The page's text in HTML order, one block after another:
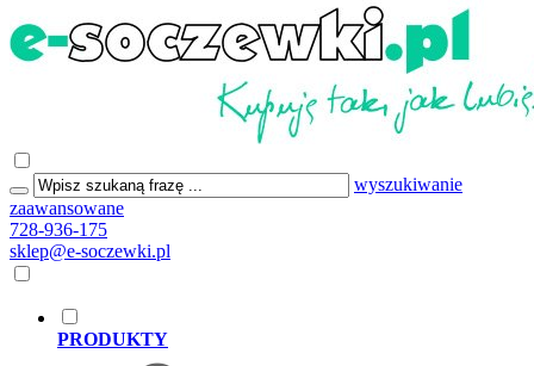
wyszukiwanie
zaawansowane
728-936-175
sklep@e-soczewki.pl
PRODUKTY